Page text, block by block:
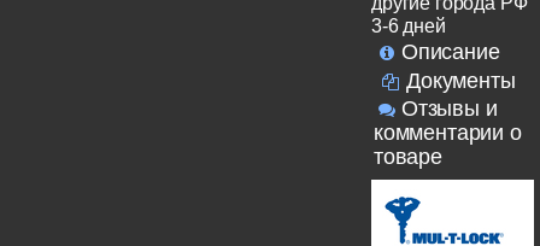
3-6 дней
Описание
Документы
Отзывы и
комментарии о
товаре